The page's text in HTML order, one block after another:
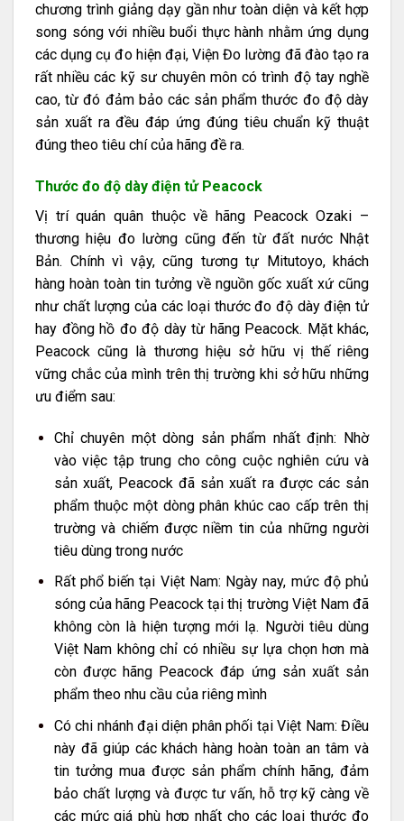
chương trình giảng dạy gần như toàn diện và kết hợp
song sóng với nhiều buổi thực hành nhằm ứng dụng
các dụng cụ đo hiện đại, Viện Đo lường đã đào tạo ra
rất nhiều các kỹ sư chuyên môn có trình độ tay nghề
cao, từ đó đảm bảo các sản phẩm thước đo độ dày
sản xuất ra đều đáp ứng đúng tiêu chuẩn kỹ thuật
đúng theo tiêu chí của hãng đề ra.
Thước đo độ dày điện tử Peacock
Vị trí quán quân thuộc về hãng Peacock Ozaki –
thương hiệu đo lường cũng đến từ đất nước Nhật
Bản. Chính vì vậy, cũng tương tự Mitutoyo, khách
hàng hoàn toàn tin tưởng về nguồn gốc xuất xứ cũng
như chất lượng của các loại thước đo độ dày điện tử
hay đồng hồ đo độ dày từ hãng Peacock. Mặt khác,
Peacock cũng là thương hiệu sở hữu vị thế riêng
vững chắc của mình trên thị trường khi sở hữu những
ưu điểm sau:
Chỉ chuyên một dòng sản phẩm nhất định: Nhờ
vào việc tập trung cho công cuộc nghiên cứu và
sản xuất, Peacock đã sản xuất ra được các sản
phẩm thuộc một dòng phân khúc cao cấp trên thị
trường và chiếm được niềm tin của những người
tiêu dùng trong nước
Rất phổ biến tại Việt Nam: Ngày nay, mức độ phủ
sóng của hãng Peacock tại thị trường Việt Nam đã
không còn là hiện tượng mới lạ. Người tiêu dùng
Việt Nam không chỉ có nhiều sự lựa chọn hơn mà
còn được hãng Peacock đáp ứng sản xuất sản
phẩm theo nhu cầu của riêng mình
Có chi nhánh đại diện phân phối tại Việt Nam: Điều
này đã giúp các khách hàng hoàn toàn an tâm và
tin tưởng mua được sản phẩm chính hãng, đảm
bảo chất lượng và được tư vấn, hỗ trợ kỹ càng về
các mức giá phù hợp nhất cho các loại thước đo